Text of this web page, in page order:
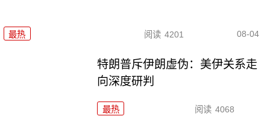
最热 阅读 4201 08-04
特朗普斥伊朗虚伪：美伊关系走
向深度研判
最热 阅读 4068